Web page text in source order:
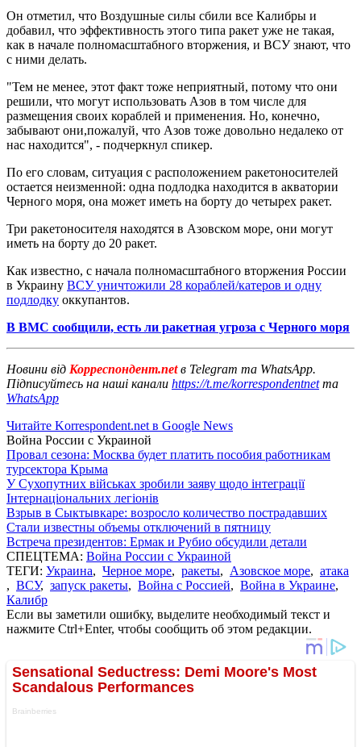
Он отметил, что Воздушные силы сбили все Калибры и
добавил, что эффективность этого типа ракет уже не такая,
как в начале полномасштабного вторжения, и ВСУ знают, что
с ними делать.
"Тем не менее, этот факт тоже неприятный, потому что они
решили, что могут использовать Азов в том числе для
размещения своих кораблей и применения. Но, конечно,
забывают они,пожалуй, что Азов тоже довольно недалеко от
нас находится", - подчеркнул спикер.
По его словам, ситуация с расположением ракетоносителей
остается неизменной: одна подлодка находится в акватории
Черного моря, она может иметь на борту до четырех ракет.
Три ракетоносителя находятся в Азовском море, они могут
иметь на борту до 20 ракет.
Как известно, с начала полномасштабного вторжения России
в Украину ВСУ уничтожили 28 кораблей/катеров и одну
подлодку оккупантов.
В ВМС сообщили, есть ли ракетная угроза с Черного моря
Новини від Корреспондент.netв Telegram та WhatsApp.
Підписуйтесь на наші канали https://t.me/korrespondentnetта
WhatsApp
Читайте Korrespondent.net в Google News
Война России с Украиной
Провал сезона: Москва будет платить пособия работникам
турсектора Крыма
У Сухопутних військах зробили заяву щодо інтеграції
Інтернаціональних легіонів
Взрыв в Сыктывкаре: возросло количество пострадавших
Стали известны объемы отключений в пятницу
Встреча президентов: Ермак и Рубио обсудили детали
СПЕЦТЕМА: Война России с Украиной
ТЕГИ: Украина, Черное море, ракеты, Азовское море, атака
, ВСУ, запуск ракеты, Война с Россией, Война в Украине,
Калибр
Если вы заметили ошибку, выделите необходимый текст и
нажмите Ctrl+Enter, чтобы сообщить об этом редакции.